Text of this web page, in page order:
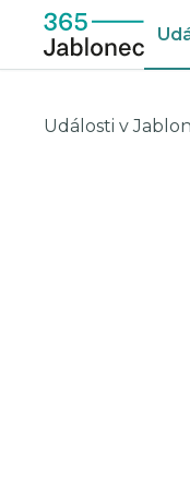
Události v